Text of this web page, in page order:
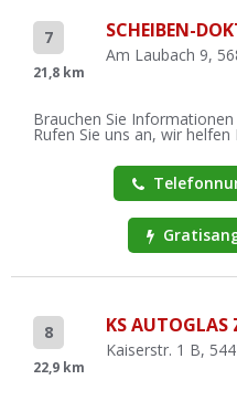
7
21,8 km
SCHEIBEN-
Am Laubach 9,
Brauchen Sie
Rufen Sie uns an, wir helfen
8
22,9 km
KS
Kaiserstr. 1 B,